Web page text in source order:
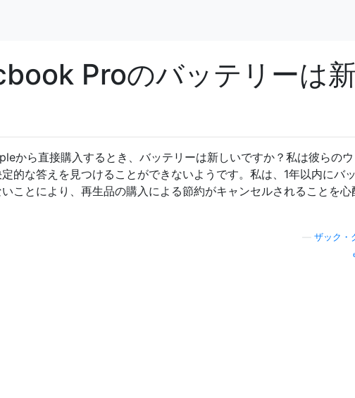
Proのバッテリーは
から直接購入するとき、バッテリーは新しいですか？私は彼らの
的な答えを見つけることができないようです。私は、1年以内にバ
ことにより、再生品の購入による節約がキャンセルされることを心
ザック・